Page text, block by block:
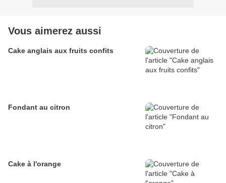
Vous aimerez aussi
Cake anglais aux fruits confits
Fondant au citron
Cake à l'orange